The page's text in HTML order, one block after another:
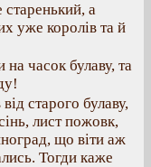
а
уже королів та й
часок булаву, та
старого булаву,
лист пожовк,
що віти аж
Тогди каже